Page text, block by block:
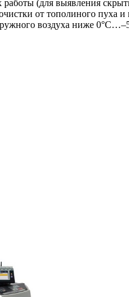
(для выявления
от тополиного пуха
воздуха ниже